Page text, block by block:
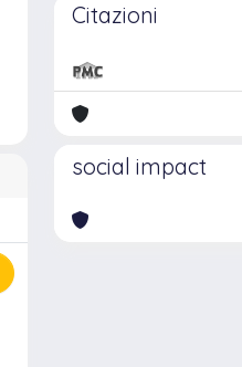
Citazioni
social impact